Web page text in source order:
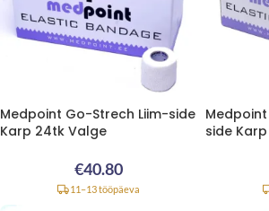
Medpoint Go-Strech Liim-side
Karp 24tk Valge
€40.80
11–13 tööpäeva
Medpoint
side Karp